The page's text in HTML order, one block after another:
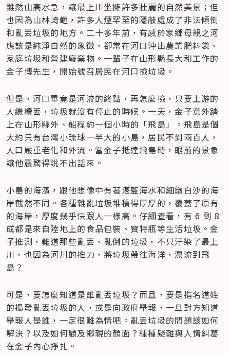
雖然山高水急，讓最上川坐擁許多壯麗的自然美景；但
也因為山林崎嶇，許多人煙罕至的隱蔽處成了非法傾倒
和亂丟垃圾的地方。二十多年前，有感於家鄉母親之河
應該是純淨自然的象徵，卻常在河口沖出農業肥料袋、
家庭垃圾和營建廢棄物。一輩子在山形縣長大和工作的
金子博先生，開始號召居民在河口撿垃圾。
但是，河口畢竟是河流的終點，再怎麼撿，只要上游的
人繼續丟，垃圾就沒有停止的時候。一天，金子意外踏
上在山形縣外、船程約一個小時的「飛島」。飛島是個
大約只有台灣小琉球一半大的小島，居民不到兩百人，
人口嚴重老化和外流。當金子抵達飛島時，眼前的景象
讓他震驚得說不出話來。
小島的海濱，跟他想像中有著湛藍海水和細緻白沙的海
岸截然不同。各種雜亂垃圾堆積得厚厚的，覆蓋了原有
的海岸，厚度幾乎快跟人一樣高。仔細查看，有 6 到 8
成都是來自陸地上的食品包裝、寶特瓶等生活垃圾。金
子推測，難道那些亂丟、亂倒的垃圾，不只汙染了最上
川，也因為河川的推力，將垃圾帶往海洋，漂流到飛
島？
可是，要怎麼知道是誰亂丟垃圾？而且，要是指名道姓
的揭發亂丟垃圾的人，或是向政府舉報，一旦對方知道
舉報人是誰，一定很難為情吧。亂丟垃圾的問題該如何
解決？以及如何顧及鄉親的顏面？種種疑難與人情糾葛
在金子內心掙扎。